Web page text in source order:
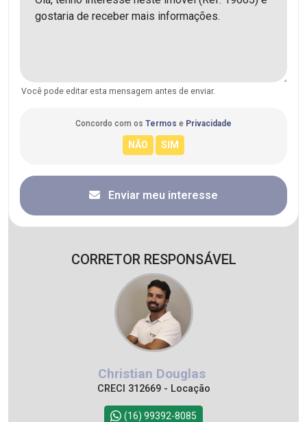
Você pode editar esta mensagem antes de enviar.
Concordo com os Termos e Privacidade
Enviar meu interesse
CORRETOR RESPONSÁVEL
Christian Douglas
CRECI 312669 - Locação
(16) 99392-8085